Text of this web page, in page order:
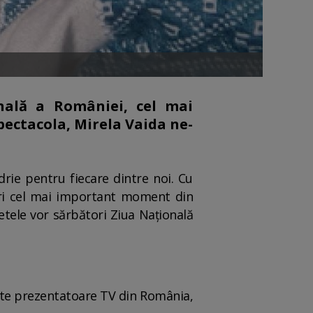
a României, cel mai
Mirela Vaida ne-
pentru fiecare dintre noi. Cu
cel mai important moment din
vor sărbători Ziua Naţională
prezentatoare TV din România,